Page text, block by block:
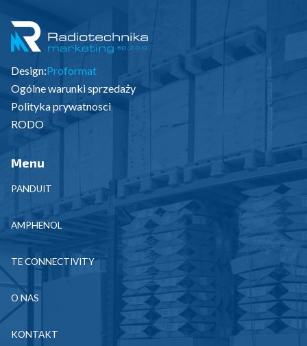
Design:Proformat
Ogólne warunki sprzedaży
Polityka prywatnosci
RODO
Menu
PANDUIT
AMPHENOL
TE CONNECTIVITY
O NAS
KONTAKT